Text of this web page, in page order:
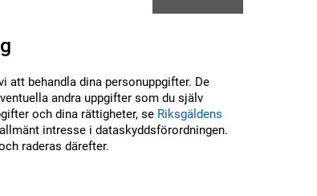
att behandla dina personuppgifter. De
andra uppgifter som du själv
och dina rättigheter, se Riksgäldens
intresse i dataskyddsförordningen.
raderas därefter.